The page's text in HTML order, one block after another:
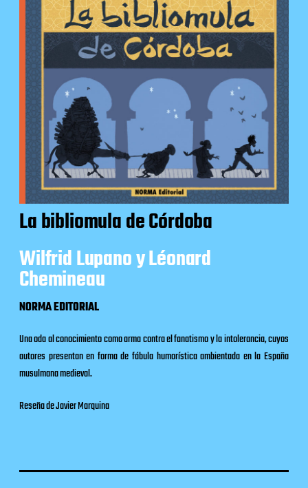
La bibliomula de Córdoba
Wilfrid Lupano y Léonard
Chemineau
NORMA EDITORIAL
Una oda al conocimiento como arma contra el fanatismo y la intolerancia, cuyos
autores presentan en forma de fábula humorística ambientada en la España
musulmana medieval.
Reseña de Javier Marquina